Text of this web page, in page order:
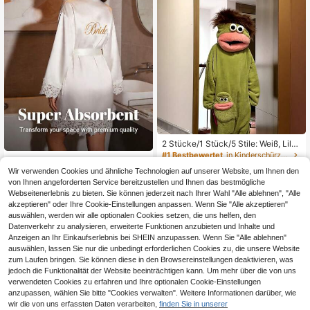
sgeschenk, Geschenk für Frauen, G
eschenk für Freundin
1 Stück Braut-Kimono aus Satin mit
Spitzenstickerei für Damen, leicht, f
euchtigkeitsableitend, sexy und ele
gant, ideal für Hochzeiten, Brautjun
gfern und den Alltag, Weiß
3
2 Stücke/1 Stück/5 Stile: Weiß, Lila,
Gelb, Grün Einteiliger Jumpsuit, Pre
Jumpsuit Set, Cartoon Big Mouth M
onster süß lustig verdickte Korallenf
leece Loungewear, Paar Pyjamas,
Cartoon Pyjamas
#1 Bestbewertet in Kinderschürzen & Kittel
23,39€
Wir verwenden Cookies und ähnliche Technologien auf unserer Website, um Ihnen den
von Ihnen angeforderten Service bereitzustellen und Ihnen das bestmögliche
Webseitenerlebnis zu bieten. Sie können jederzeit nach Ihrer Wahl "Alle ablehnen", "Alle
akzeptieren" oder Ihre Cookie-Einstellungen anpassen. Wenn Sie "Alle akzeptieren"
auswählen, werden wir alle optionalen Cookies setzen, die uns helfen, den
Datenverkehr zu analysieren, erweiterte Funktionen anzubieten und Inhalte und
Anzeigen an Ihr Einkaufserlebnis bei SHEIN anzupassen. Wenn Sie "Alle ablehnen"
auswählen, lassen Sie nur die unbedingt erforderlichen Cookies zu, die unsere Website
zum Laufen bringen. Sie können diese in den Browsereinstellungen deaktivieren, was
jedoch die Funktionalität der Website beeinträchtigen kann. Um mehr über die von uns
verwendeten Cookies zu erfahren und Ihre optionalen Cookie-Einstellungen
anzupassen, wählen Sie bitte "Cookies verwalten". Weitere Informationen darüber, wie
wir die von uns erfassten Daten verarbeiten, finden Sie in unserer